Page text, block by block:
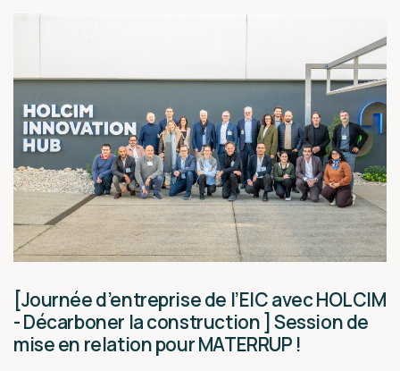
[Journée d’entreprise de l’EIC avec HOLCIM
- Décarboner la construction ] Session de
mise en relation pour MATERRUP !